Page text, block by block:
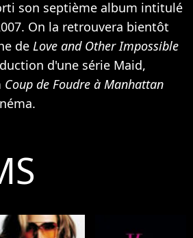
son septième album intitulé
On la retrouvera bientôt
de Love and Other Impossible
d'une série Maid,
Coup de Foudre à Manhattan